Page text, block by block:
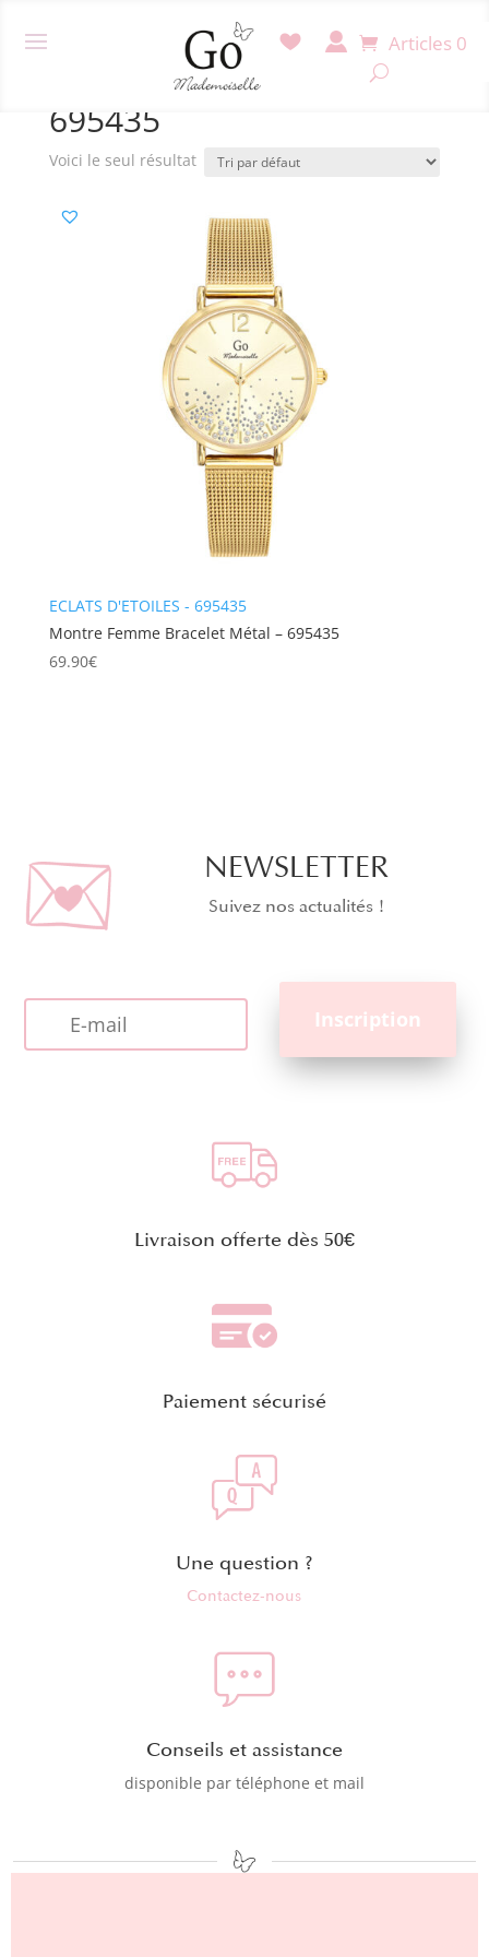
Articles 0
/ Produit Référence / 695435
695435
Voici le seul résultat
ECLATS D'ETOILES - 695435
Montre Femme Bracelet Métal – 695435
69.90€
NEWSLETTER
Suivez nos actualités !
Livraison offerte dès 50€
Paiement sécurisé
Une question ?
Contactez-nous
Conseils et assistance
disponible par téléphone et mail